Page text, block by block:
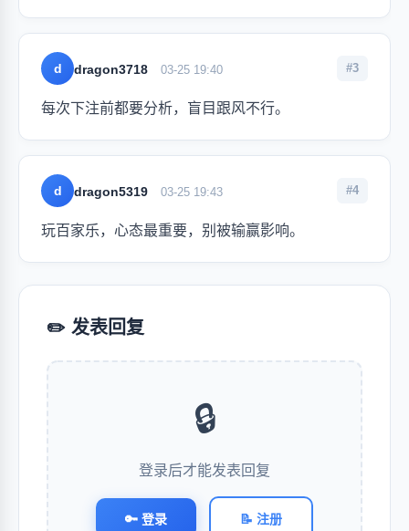
d dragon3718 03-25 19:40 #3
每次下注前都要分析，盲目跟风不行。
d dragon5319 03-25 19:43 #4
玩百家乐，心态最重要，别被输赢影响。
✏️ 发表回复
🔒
登录后才能发表回复
🔑 登录 📝 注册